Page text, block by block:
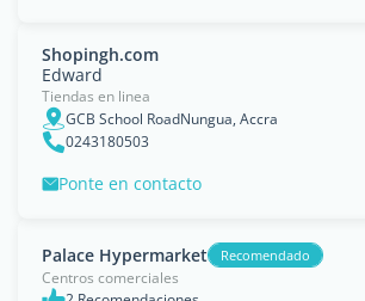
Shopingh.com
Edward
Tiendas en linea
GCB School RoadNungua, Accra
0243180503
Ponte en contacto
Palace Hypermarket Recomendado
Centros comerciales